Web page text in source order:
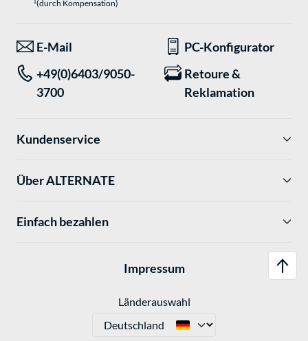
(durch Kompensation)
E-Mail
PC-Konfigurator
+49(0)6403/9050-
3700
Retoure &
Reklamation
Kundenservice
Über ALTERNATE
Einfach bezahlen
Impressum
Länderauswahl